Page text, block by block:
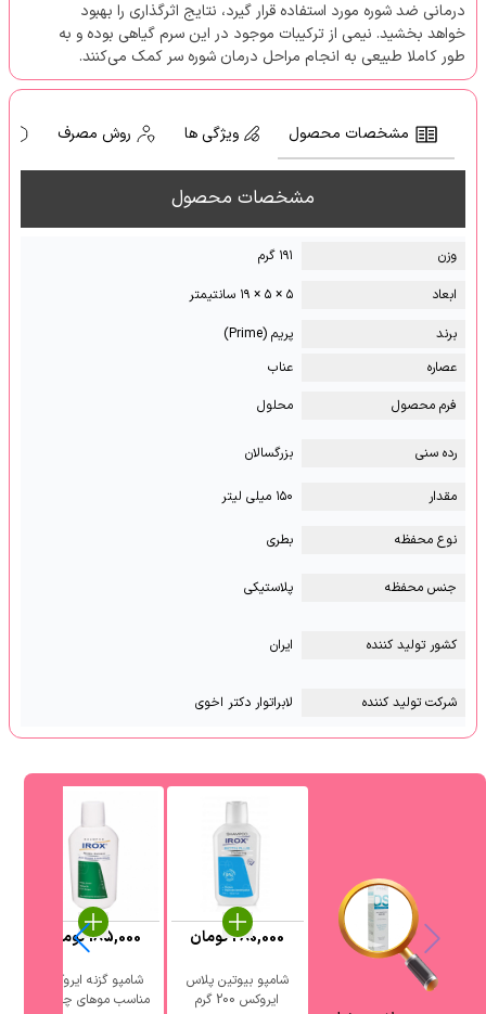
درمانی ضد شوره مورد استفاده قرار گیرد، نتایج اثرگذاری را بهبود
خواهد بخشید. نیمی از ترکیبات موجود در این سرم گیاهی بوده و به
طور کاملا طبیعی به انجام مراحل درمان شوره سر کمک می‌کنند.
مشخصات محصول ویژگی ها روش مصرف
مشخصات محصول
وزن
۱۹۱ گرم
ابعاد
۵ × ۵ × ۱۹ سانتیمتر
برند
پریم (Prime)
عصاره
عناب
فرم محصول
محلول
رده سنی بزرگسالان
مقدار ۱۵۰ میلی لیتر
نوع محفظه بطری
جنس محفظه پلاستیکی
کشور تولید کننده ایران
شرکت تولید کننده لابراتوار دکتر اخوی
شامپو بیوتین پلاس
ایروکس 200 گرم
280,000تومان
شامپو گزنه ایروکس
مناسب موهای چرب و
185,000تومان